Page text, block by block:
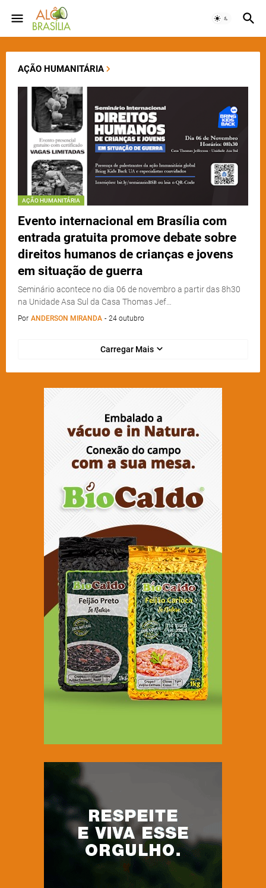
AÇÃO HUMANITÁRIA
AÇÃO HUMANITÁRIA
Evento internacional em Brasília com
entrada gratuita promove debate sobre
direitos humanos de crianças e jovens
em situação de guerra
Seminário acontece no dia 06 de novembro a partir das 8h30
na Unidade Asa Sul da Casa Thomas Jef…
Por ANDERSON MIRANDA - 24 outubro
Carregar Mais